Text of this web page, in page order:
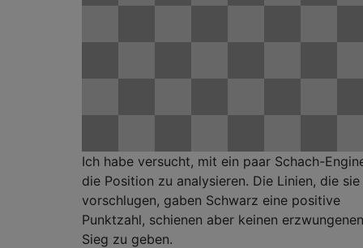
Ich habe versucht, mit ein paar Schach-
die Position zu analysieren. Die Linien, die sie
vorschlugen, gaben Schwarz eine positive
Punktzahl, schienen aber keinen erzwungenen
Sieg zu geben.